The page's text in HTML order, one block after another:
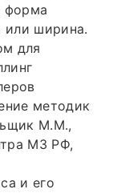
форма
или ширина.
для
методик
М.М.,
МЗ РФ,
и его